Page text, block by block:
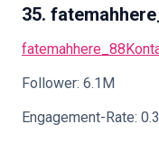
35.
fatemahhere_88
Follower: 6.1M
Engagement-Rate: